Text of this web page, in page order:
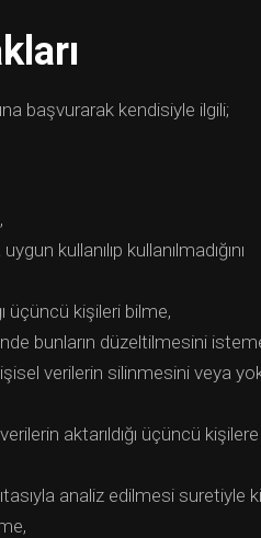
başvurarak kendisiyle ilgili;
kullanılıp kullanılmadığını
üçüncü kişileri bilme,
bunların düzeltilmesini
verilerin silinmesini veya
aktarıldığı üçüncü kişilere
analiz edilmesi suretiyle